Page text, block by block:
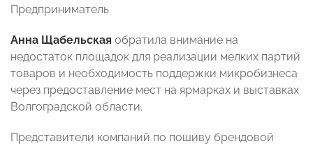
Предприниматель
Анна Щабельская обратила внимание на
недостаток площадок для реализации мелких партий
товаров и необходимость поддержки микробизнеса
через предоставление мест на ярмарках и выставках
Волгоградской области.
Представители компаний по пошиву брендовой